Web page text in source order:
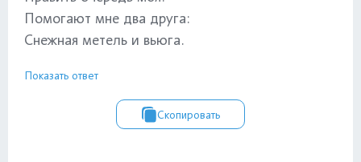
Помогают мне два друга:
Снежная метель и вьюга.
Показать ответ
Скопировать